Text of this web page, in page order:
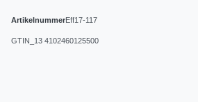
ArtikelnummerEff17-117
GTIN_13 4102460125500